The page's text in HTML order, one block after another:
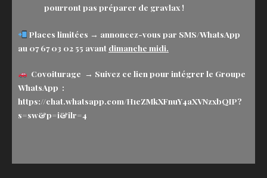
pourront pas préparer de gravlax !
Places limitées → annoncez-vous par SMS/WhatsApp
au 07 67 03 02 55 avant dimanche midi.
Covoiturage → ‎Suivez ce lien pour intégrer le Groupe
WhatsApp :
https://chat.whatsapp.com/H1eZMkXFnuY4aXVNzxbQIP?
s=sw&p=i&ilr=4